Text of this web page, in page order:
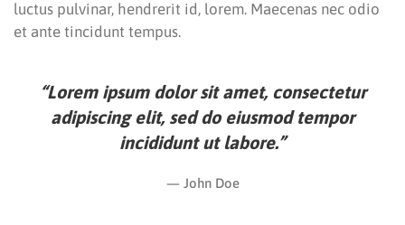
luctus pulvinar, hendrerit id, lorem. Maecenas nec odio
et ante tincidunt tempus.
“Lorem ipsum dolor sit amet, consectetur
adipiscing elit, sed do eiusmod tempor
incididunt ut labore.”
John Doe